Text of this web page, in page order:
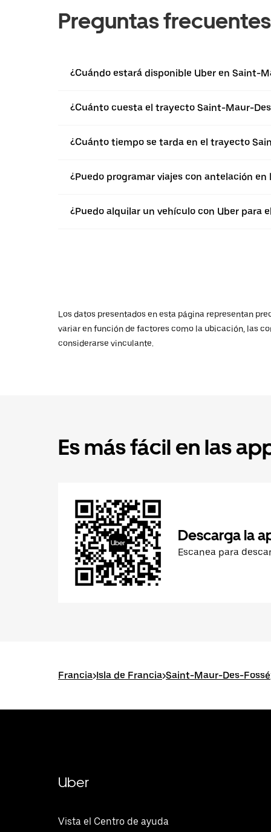
Preguntas frecuentes
¿Cuándo estará disponible Uber en Saint-
¿Cuánto cuesta el trayecto Saint-Maur-
¿Cuánto tiempo se tarda en el trayecto
¿Puedo programar viajes con antelación
¿Puedo alquilar un vehículo con Uber para
Los datos presentados en esta página representan
variar en función de factores como la ubicación, las
considerarse vinculante.
Es más fácil en las
Descarga la
Escanea para
Francia>Isla de Francia>Saint-Maur-Des-Fossé
Uber
Vista el Centro de ayuda